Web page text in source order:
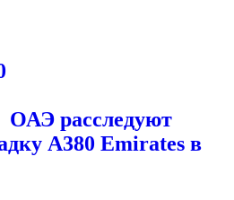
ОАЭ расследуют
A380 Emirates в